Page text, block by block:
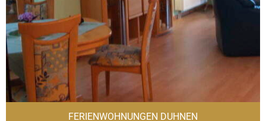
FERIENWOHNUNGEN DUHNEN